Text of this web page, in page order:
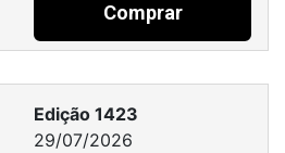
Comprar
Edição 1423
29/07/2026